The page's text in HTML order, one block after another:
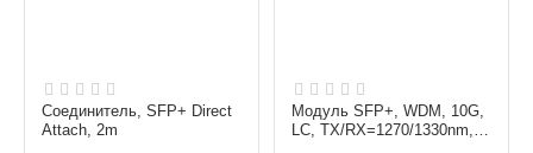
Соединитель, SFP+ Direct
Attach, 2m
Модуль SFP+, WDM, 10G,
LC, TX/RX=1270/1330nm,